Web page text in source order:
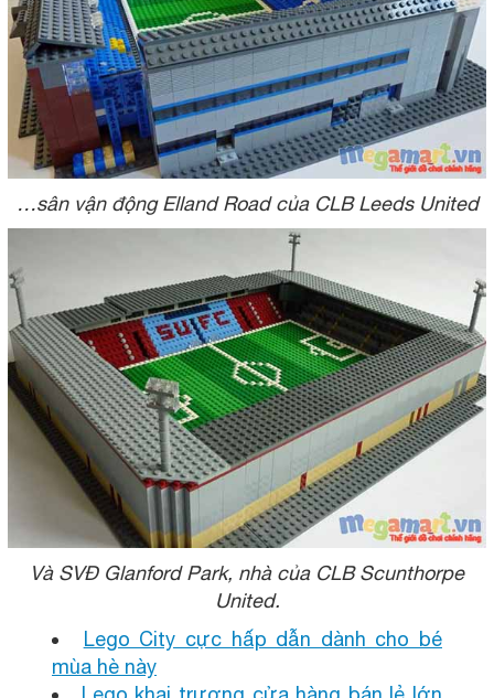
…sân vận động Elland Road của CLB Leeds United
Và SVĐ Glanford Park, nhà của CLB Scunthorpe
United.
Lego City cực hấp dẫn dành cho bé
mùa hè này